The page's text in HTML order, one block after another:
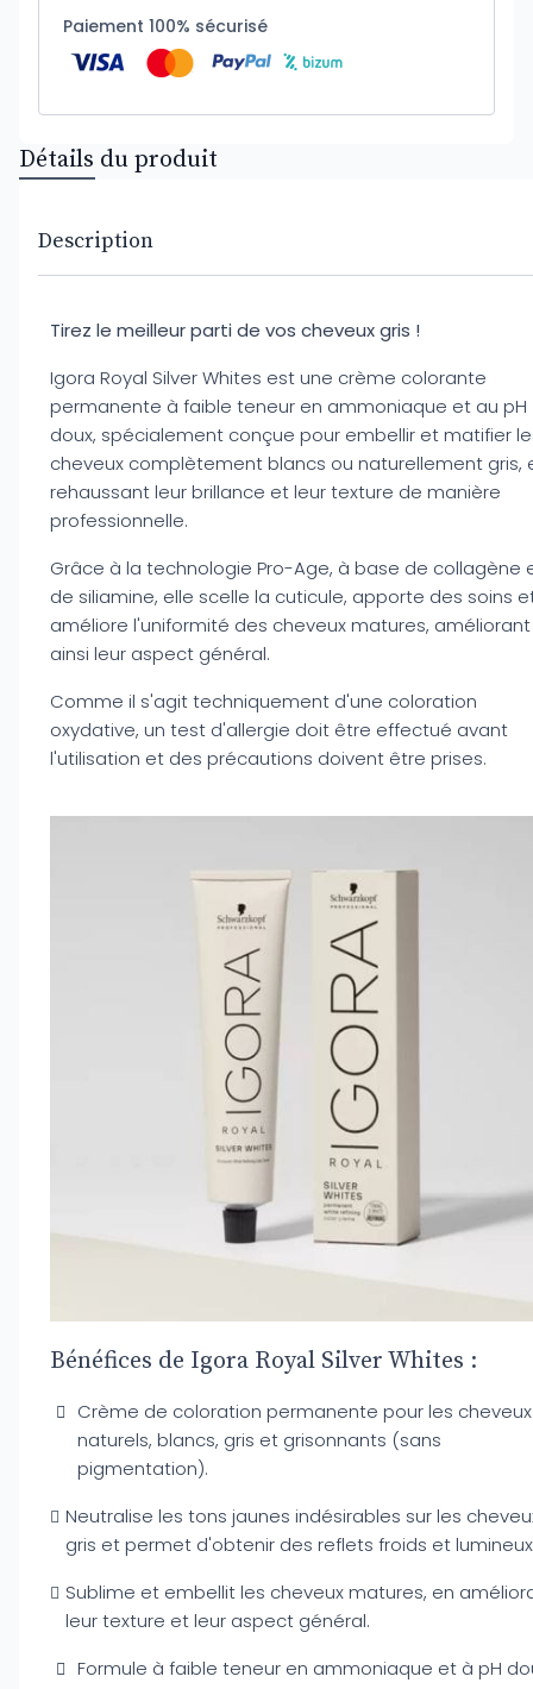
Paiement 100% sécurisé
Détails du produit
Description
Tirez le meilleur parti de vos cheveux gris !
Igora Royal Silver Whites est une crème colorante
permanente à faible teneur en ammoniaque et au pH
doux, spécialement conçue pour embellir et matifier
cheveux complètement blancs ou naturellement gris,
rehaussant leur brillance et leur texture de manière
professionnelle.
Grâce à la technologie Pro-Age, à base de collagène
de siliamine, elle scelle la cuticule, apporte des soins
améliore l'uniformité des cheveux matures, améliorant
ainsi leur aspect général.
Comme il s'agit techniquement d'une coloration
oxydative, un test d'allergie doit être effectué avant
l'utilisation et des précautions doivent être prises.
Bénéfices de Igora Royal Silver Whites :
Crème de coloration permanente pour les cheveux
naturels, blancs, gris et grisonnants (sans
pigmentation).
Neutralise les tons jaunes indésirables sur les
gris et permet d'obtenir des reflets froids et
Sublime et embellit les cheveux matures, en
leur texture et leur aspect général.
Formule à faible teneur en ammoniaque et à pH